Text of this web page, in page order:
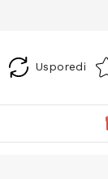
Usporedi